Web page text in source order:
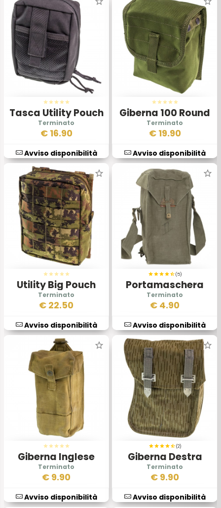
Tasca Utility Pouch
Nera
€ 16.90
Avviso disponibilità
Giberna 100 Round
Minimi Pouch
€ 19.90
Avviso disponibilità
Utility Big Pouch
Vegetata II
€ 22.50
Avviso disponibilità
(5)
Portamaschera
Antigas Belga
€ 4.90
Avviso disponibilità
Giberna Inglese
Pattern 37
€ 9.90
Avviso disponibilità
(2)
Giberna Destra
Portacaricatori Ak
€ 9.90
Avviso disponibilità